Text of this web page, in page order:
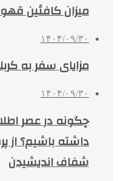
میزان کافئین
۱۴۰۴/۰۹/۳۰
مزایای سفر به
۱۴۰۴/۰۹/۳۰
چگونه در عصر
داشته باشیم؟ از
شفاف اندیشیدن